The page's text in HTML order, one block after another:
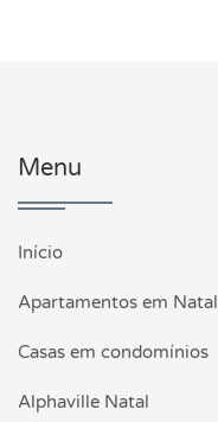
Menu
Início
Apartamentos em Natal
Casas em condomínios
Alphaville Natal